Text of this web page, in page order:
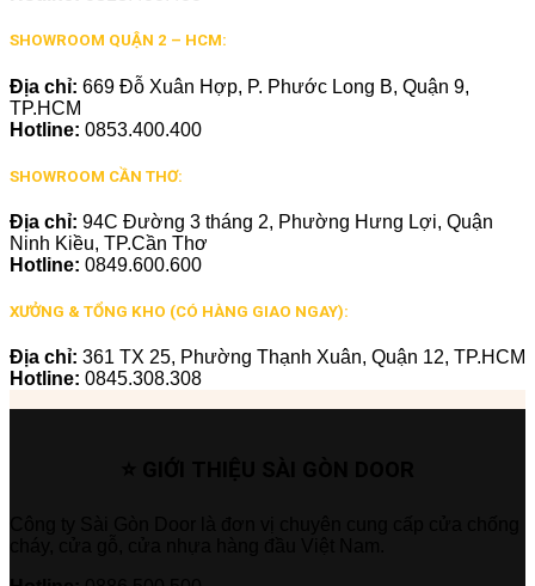
SHOWROOM QUẬN 2 – HCM:
Địa chỉ: 669 Đỗ Xuân Hợp, P. Phước Long B, Quận 9,
TP.HCM
Hotline: 0853.400.400
SHOWROOM CẦN THƠ:
Địa chỉ: 94C Đường 3 tháng 2, Phường Hưng Lợi, Quận
Ninh Kiều, TP.Cần Thơ
Hotline: 0849.600.600
XƯỞNG & TỔNG KHO (CÓ HÀNG GIAO NGAY):
Địa chỉ: 361 TX 25, Phường Thạnh Xuân, Quận 12, TP.HCM
Hotline: 0845.308.308